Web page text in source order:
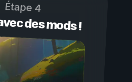
Étape 4
des mods !